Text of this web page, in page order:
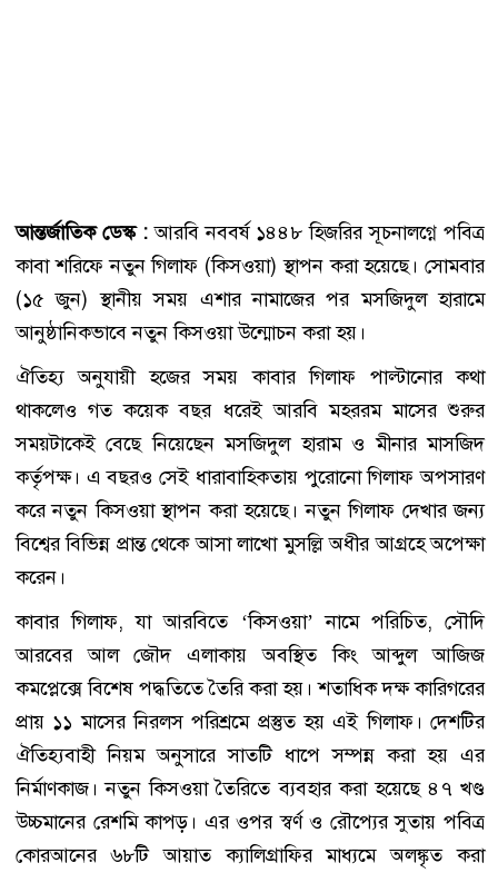
আন্তর্জাতিক ডেস্ক :আরবি নববর্ষ ১৪৪৮ হিজরির সূচনালগ্নে পবিত্র
কাবা শরিফে নতুন গিলাফ (কিসওয়া) স্থাপন করা হয়েছে। সোমবার
(১৫ জুন) স্থানীয় সময় এশার নামাজের পর মসজিদুল হারামে
আনুষ্ঠানিকভাবে নতুন কিসওয়া উন্মোচন করা হয়।
ঐতিহ্য অনুযায়ী হজের সময় কাবার গিলাফ পাল্টানোর কথা
থাকলেও গত কয়েক বছর ধরেই আরবি মহররম মাসের শুরুর
সময়টাকেই বেছে নিয়েছেন মসজিদুল হারাম ও মীনার মাসজিদ
কর্তৃপক্ষ। এ বছরও সেই ধারাবাহিকতায় পুরোনো গিলাফ অপসারণ
করে নতুন কিসওয়া স্থাপন করা হয়েছে। নতুন গিলাফ দেখার জন্য
বিশ্বের বিভিন্ন প্রান্ত থেকে আসা লাখো মুসল্লি অধীর আগ্রহে অপেক্ষা
করেন।
কাবার গিলাফ, যা আরবিতে ‘কিসওয়া’ নামে পরিচিত, সৌদি
আরবের আল জৌদ এলাকায় অবস্থিত কিং আব্দুল আজিজ
কমপ্লেক্সে বিশেষ পদ্ধতিতে তৈরি করা হয়। শতাধিক দক্ষ কারিগরের
প্রায় ১১ মাসের নিরলস পরিশ্রমে প্রস্তুত হয় এই গিলাফ। দেশটির
ঐতিহ্যবাহী নিয়ম অনুসারে সাতটি ধাপে সম্পন্ন করা হয় এর
নির্মাণকাজ। নতুন কিসওয়া তৈরিতে ব্যবহার করা হয়েছে ৪৭ খণ্ড
উচ্চমানের রেশমি কাপড়। এর ওপর স্বর্ণ ও রৌপ্যের সুতায় পবিত্র
কোরআনের ৬৮টি আয়াত ক্যালিগ্রাফির মাধ্যমে অলঙ্কৃত করা